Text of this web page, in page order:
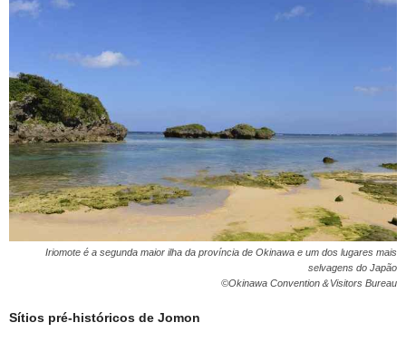
Iriomote é a segunda maior ilha da província de Okinawa e um dos lugares mais
selvagens do Japão
©Okinawa Convention＆Visitors Bureau
Sítios pré-históricos de Jomon